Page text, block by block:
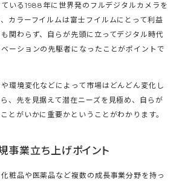
いる1988年に世界発のフルデジタルカメラを
カラーフイルムは富士フイルムにとって利益
関わらず、自らが先頭に立ってデジタル時代
ーションの先駆者になったことがポイントで
環境変化などによって市場はどんどん変化し
、先を見据えて潜在ニーズを見極め、自らが
とがいかに重要かということがわかります。
事業立ち上げポイント
粧品や医薬品など複数の成長事業分野を持っ